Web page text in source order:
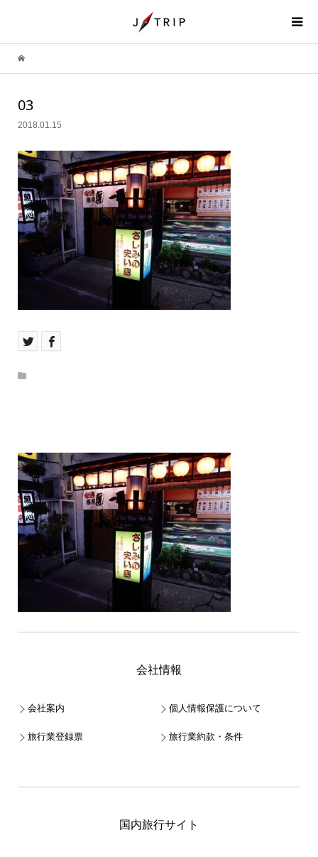
03
2018.01.15
会社情報
会社案内 個人情報保護について
旅行業登録票 旅行業約款・条件
国内旅行サイト